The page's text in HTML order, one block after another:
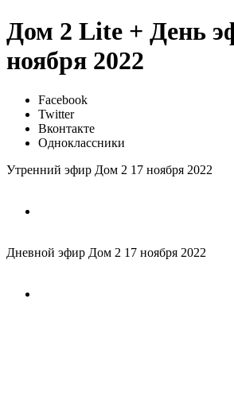
Дом 2 Lite + День
ноября 2022
Facebook
Twitter
Вконтакте
Одноклассники
Утренний эфир Дом 2 17 ноября 2022
Дневной эфир Дом 2 17 ноября 2022